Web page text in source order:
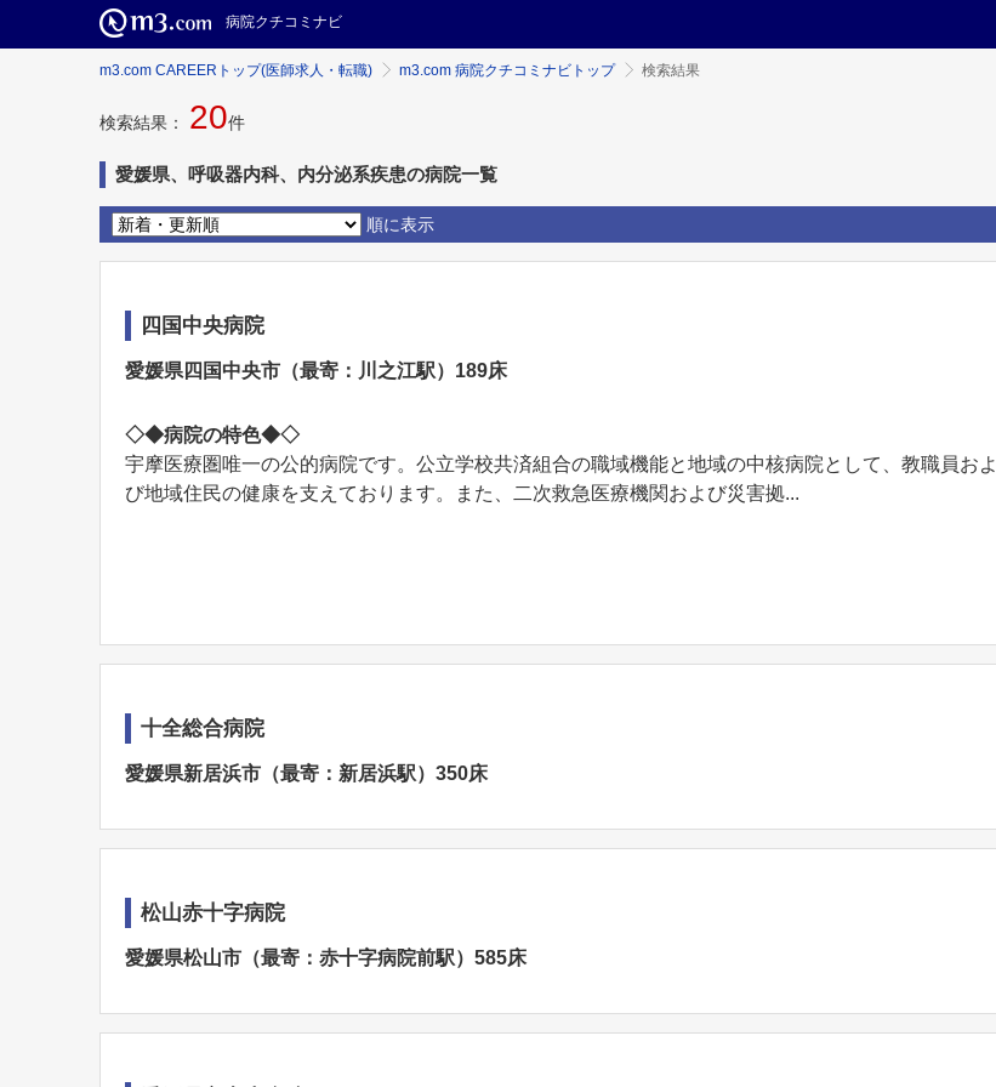
病院クチコミナビ
m3.com CAREERトップ(医師求人・転職) m3.com 病院クチコミナビトップ 検索結果
検索結果： 20件
愛媛県、呼吸器内科、内分泌系疾患の病院一覧
順に表示
四国中央病院
愛媛県四国中央市（最寄：川之江駅）189床
◇◆病院の特色◆◇
宇摩医療圏唯一の公的病院です。公立学校共済組合の職域機能と地域の中核病院として、教職員およ
び地域住民の健康を支えております。また、二次救急医療機関および災害拠...
十全総合病院
愛媛県新居浜市（最寄：新居浜駅）350床
松山赤十字病院
愛媛県松山市（最寄：赤十字病院前駅）585床